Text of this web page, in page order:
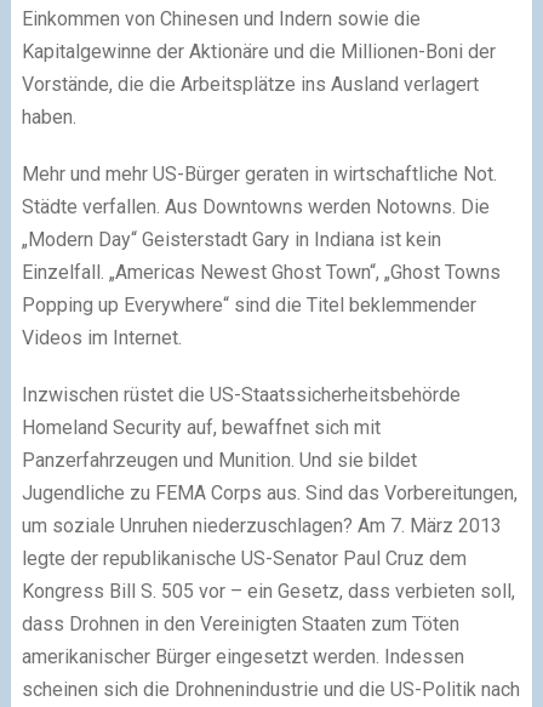
Einkommen von Chinesen und Indern sowie die
Kapitalgewinne der Aktionäre und die Millionen-Boni der
Vorstände, die die Arbeitsplätze ins Ausland verlagert
haben.
Mehr und mehr US-Bürger geraten in wirtschaftliche Not.
Städte verfallen. Aus Downtowns werden Notowns. Die
„Modern Day“ Geisterstadt Gary in Indiana ist kein
Einzelfall. „Americas Newest Ghost Town“, „Ghost Towns
Popping up Everywhere“ sind die Titel beklemmender
Videos im Internet.
Inzwischen rüstet die US-Staatssicherheitsbehörde
Homeland Security auf, bewaffnet sich mit
Panzerfahrzeugen und Munition. Und sie bildet
Jugendliche zu FEMA Corps aus. Sind das Vorbereitungen,
um soziale Unruhen niederzuschlagen? Am 7. März 2013
legte der republikanische US-Senator Paul Cruz dem
Kongress Bill S. 505 vor – ein Gesetz, dass verbieten soll,
dass Drohnen in den Vereinigten Staaten zum Töten
amerikanischer Bürger eingesetzt werden. Indessen
scheinen sich die Drohnenindustrie und die US-Politik nach